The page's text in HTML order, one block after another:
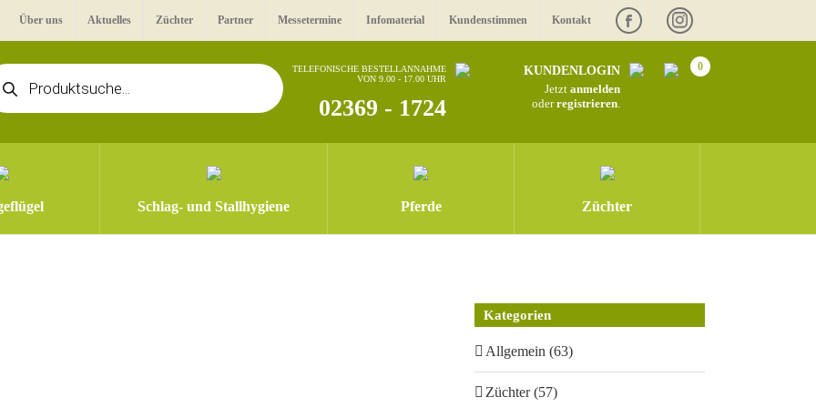
Über uns Aktuelles Züchter Partner Messetermine Infomaterial Kundenstimmen Kontakt
TELEFONISCHE BESTELLANNAHME
VON 9.00 - 17.00 UHR
02369 - 1724
KUNDENLOGIN
Jetzt anmelden
oderregistrieren.
0
Schlag- und Stallhygiene Pferde Züchter
Kategorien
Allgemein (63)
Züchter (57)